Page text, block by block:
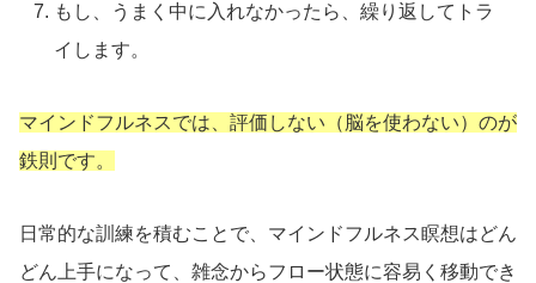
もし、うまく中に入れなかったら、繰り返してトラ
イします。
マインドフルネスでは、評価しない（脳を使わない）のが
鉄則です。
日常的な訓練を積むことで、マインドフルネス瞑想はどん
どん上手になって、雑念からフロー状態に容易く移動でき